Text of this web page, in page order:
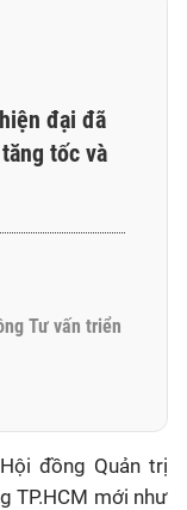
đại đã
tốc và
Tư vấn triển
đồng Quản trị
TP.HCM mới như